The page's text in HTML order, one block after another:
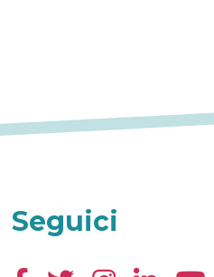
Seguici